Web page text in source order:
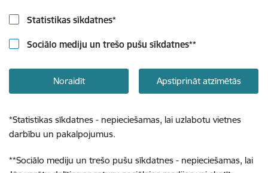
Statistikas sīkdatnes*
Sociālo mediju un trešo pušu sīkdatnes**
Noraidīt Apstiprināt atzīmētās
*Statistikas sīkdatnes - nepieciešamas, lai uzlabotu vietnes
darbību un pakalpojumus.
**Sociālo mediju un trešo pušu sīkdatnes - nepieciešamas, lai